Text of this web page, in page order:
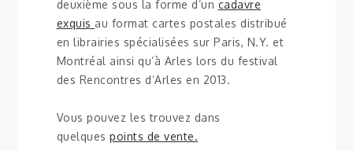
deuxième sous la forme d’un cadavre
exquis au format cartes postales distribué
en librairies spécialisées sur Paris, N.Y. et
Montréal ainsi qu’à Arles lors du festival
des Rencontres d’Arles en 2013.
Vous pouvez les trouvez dans
quelquespoints de vente.